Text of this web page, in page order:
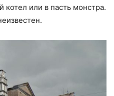
или в пасть монстра.